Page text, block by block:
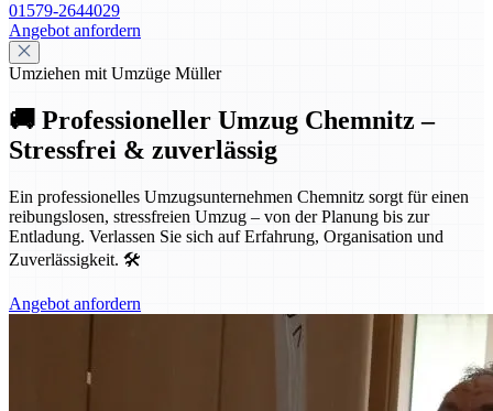
01579-2644029
Angebot anfordern
Umziehen mit Umzüge Müller
🚚 Professioneller Umzug Chemnitz –
Stressfrei & zuverlässig
Ein professionelles Umzugsunternehmen Chemnitz sorgt für einen
reibungslosen, stressfreien Umzug – von der Planung bis zur
Entladung. Verlassen Sie sich auf Erfahrung, Organisation und
Zuverlässigkeit. 🛠️
Angebot anfordern